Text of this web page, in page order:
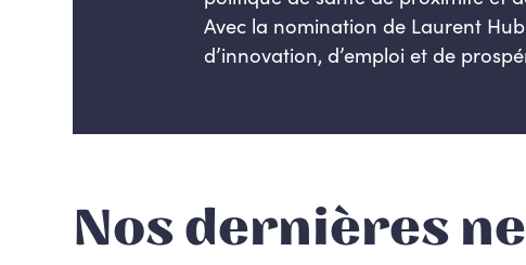
Avec la nomination de Laurent
d’innovation, d’emploi et de
Nos dernières